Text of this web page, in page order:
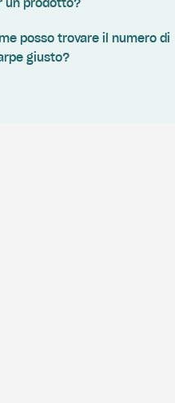
un prodotto?
posso trovare il numero di
giusto?